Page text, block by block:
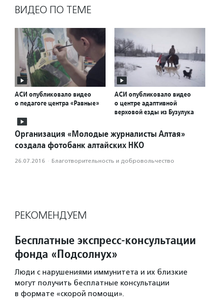
ВИДЕО ПО ТЕМЕ
АСИ опубликовало видео
о педагоге центра «Равные»
АСИ опубликовало видео
о центре адаптивной
верховой езды из Бузулука
Организация «Молодые журналисты Алтая»
создала фотобанк алтайских НКО
26.07.2016 · Благотвори­тель­ность и доброволь­чест­во
РЕКОМЕНДУЕМ
Бесплатные экспресс-консультации
фонда «Подсолнух»
Люди с нарушениями иммунитета и их близкие
могут получить бесплатные консультации
в формате «скорой помощи».